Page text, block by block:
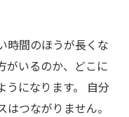
時間のほうが長くな
がいるのか、どこに
うになります。 自分
つながりません。